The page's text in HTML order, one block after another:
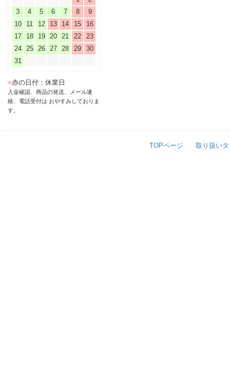
3
4 5 6 7 8
9
10
11 12 13 14 15
16
17
18 19 20 21 22
23
24
25 26 27 28 29
30
31
■赤の日付：休業日
入金確認、商品の発送、メール連
絡、電話受付は おやすみしておりま
す。
TOPページ 取り扱い